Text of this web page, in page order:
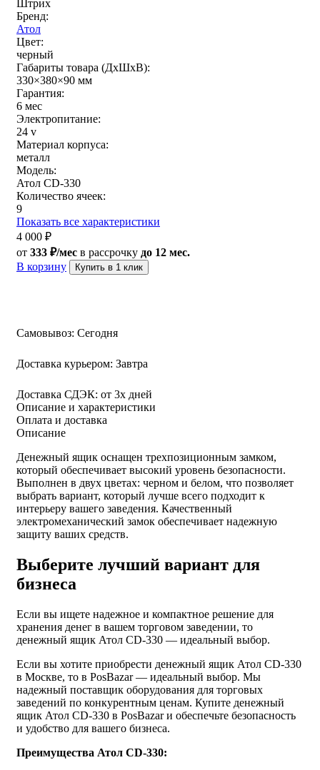
Штрих
Бренд:
Атол
Цвет:
черный
Габариты товара (ДxШxВ):
330×380×90 мм
Гарантия:
6 мес
Электропитание:
24 v
Материал корпуса:
металл
Модель:
Атол CD-330
Количество ячеек:
9
Показать все характеристики
4 000 ₽
от 333 ₽/мес в рассрочку до 12 мес.
В корзину
Купить в 1 клик
Самовывоз: Сегодня
Доставка курьером: Завтра
Доставка СДЭК: от 3х дней
Описание и характеристики
Оплата и доставка
Описание
Денежный ящик оснащен трехпозиционным замком,
который обеспечивает высокий уровень безопасности.
Выполнен в двух цветах: черном и белом, что позволяет
выбрать вариант, который лучше всего подходит к
интерьеру вашего заведения. Качественный
электромеханический замок обеспечивает надежную
защиту ваших средств.
Выберите лучший вариант для
бизнеса
Если вы ищете надежное и компактное решение для
хранения денег в вашем торговом заведении, то
денежный ящик Атол CD-330 — идеальный выбор.
Если вы хотите приобрести денежный ящик Атол CD-330
в Москве, то в PosBazar — идеальный выбор. Мы
надежный поставщик оборудования для торговых
заведений по конкурентным ценам. Купите денежный
ящик Атол CD-330 в PosBazar и обеспечьте безопасность
и удобство для вашего бизнеса.
Преимущества Атол CD-330: